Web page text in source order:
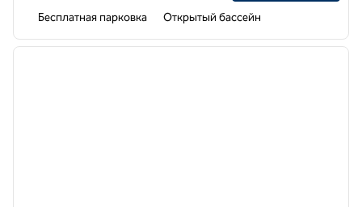
Бесплатная парковка Открытый бассейн
1 из 11